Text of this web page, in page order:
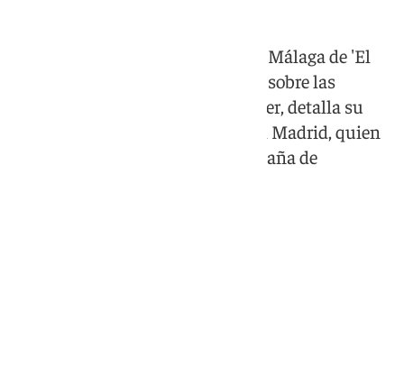
En el marco de la presentación en Málaga de 'El
último brindis', su oportuno libro sobre las
relaciones del periodismo y el poder, detalla su
relación con el presidente del Real Madrid, quien
acusó públicamente de una campaña de